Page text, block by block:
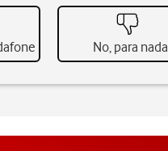
No, para nada